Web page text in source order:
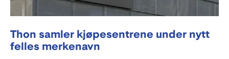
Thon samler kjøpesentrene under nytt
felles merkenavn